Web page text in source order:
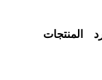
المنتجات